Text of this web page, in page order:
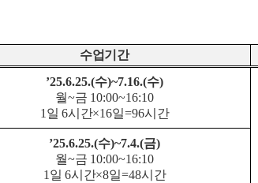
수업기간
’25.6.25.(수)~7.16.(수)
월~금 10:00~16:10
1 일 6시간×16일=96시간
’25.6.25.(수)~7.4.(금)
월~금 10:00~16:10
1 일 6시간×8일=48시간